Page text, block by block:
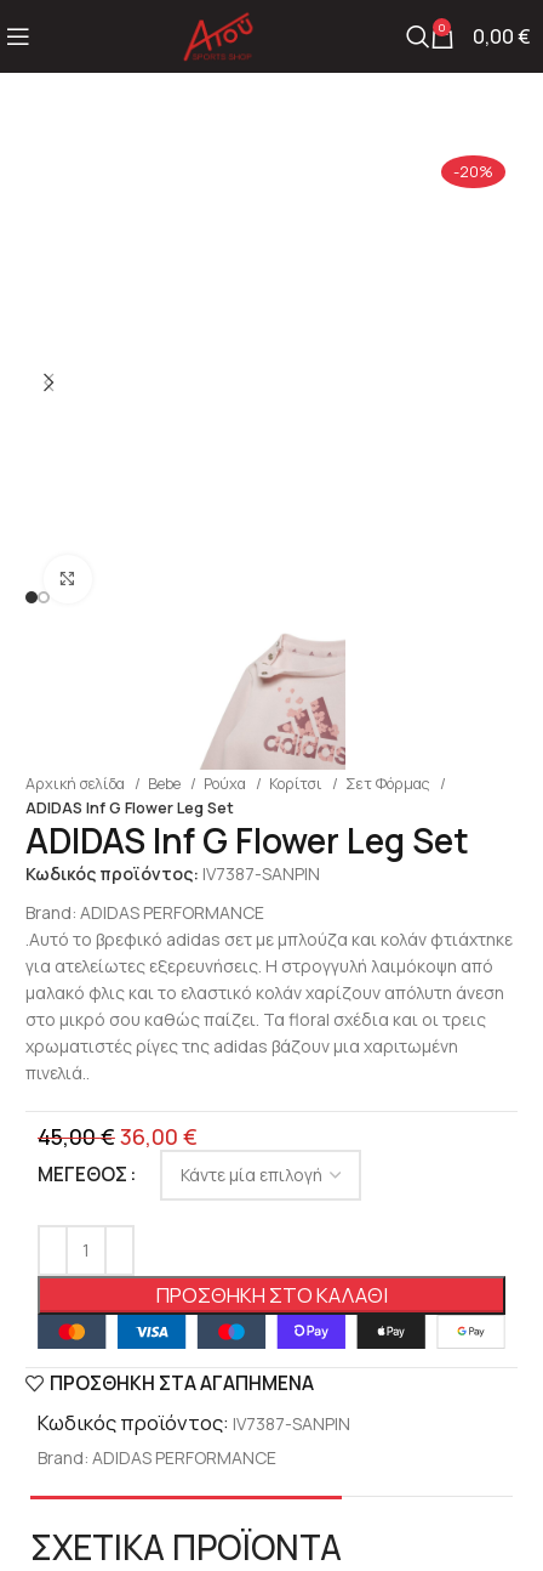
0 0,00€
-20%
Αρχική σελίδα Bebe Ρούχα Κορίτσι
Σετ Φόρμας
ADIDAS Inf G Flower Leg Set
ADIDAS Inf G Flower Leg Set
Κωδικός προϊόντος: IV7387-SANPIN
Brand: ADIDAS PERFORMANCE
.Αυτό το βρεφικό adidas σετ με μπλούζα και κολάν φτιάχτηκε
για ατελείωτες εξερευνήσεις. Η στρογγυλή λαιμόκοψη από
μαλακό φλις και το ελαστικό κολάν χαρίζουν απόλυτη άνεση
στο μικρό σου καθώς παίζει. Τα floral σχέδια και οι τρεις
χρωματιστές ρίγες της adidas βάζουν μια χαριτωμένη
πινελιά..
45,00€36,00 €
ΜΈΓΕΘΟΣ
ΠΡΟΣΘΉΚΗ ΣΤΟ ΚΑΛΆΘΙ
ΠΡΟΣΘΉΚΗ ΣΤΑ ΑΓΑΠΗΜΈΝΑ
Κωδικός προϊόντος: IV7387-SANPIN
Brand: ADIDAS PERFORMANCE
ΣΧΕΤΙΚΑ ΠΡΟΪΟΝΤΑ